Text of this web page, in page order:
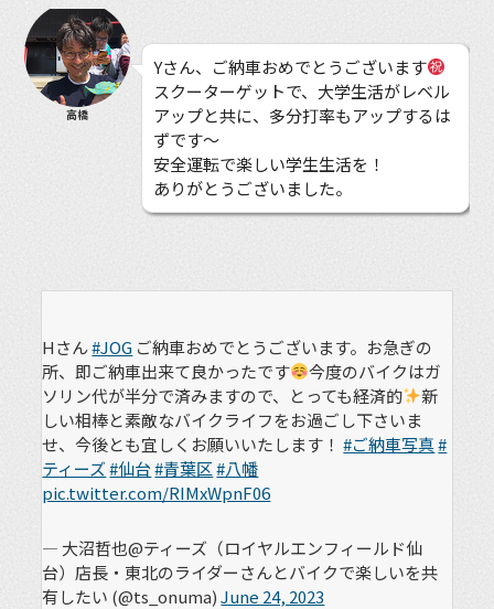
高橋
Yさん、ご納車おめでとうございます
スクーターゲットで、大学生活がレベル
アップと共に、多分打率もアップするは
ずです〜
安全運転で楽しい学生生活を！
ありがとうございました。
Hさん#JOG ご納車おめでとうございます。お急ぎの
所、即ご納車出来て良かったです
今度のバイクはガ
ソリン代が半分で済みますので、とっても経済的
新
しい相棒と素敵なバイクライフをお過ごし下さいま
せ、今後とも宜しくお願いいたします！#ご納車写真#
ティーズ#仙台#青葉区 #八幡
pic.twitter.com/RIMxWpnF06
— 大沼哲也@ティーズ（ロイヤルエンフィールド仙
台）店長・東北のライダーさんとバイクで楽しいを共
有したい (@ts_onuma)June 24, 2023